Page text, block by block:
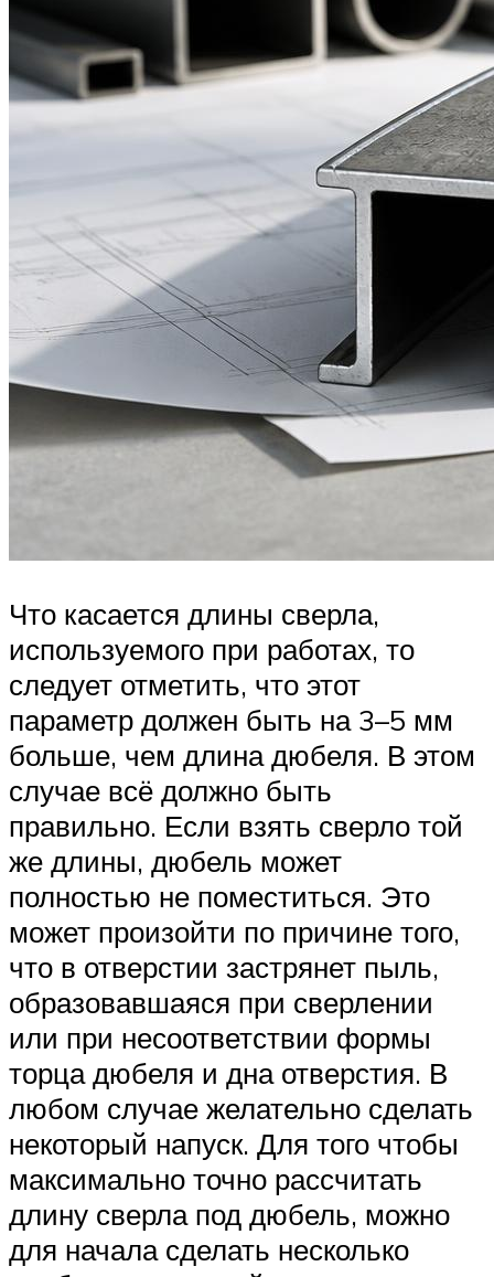
Что касается длины сверла,
используемого при работах, то
следует отметить, что этот
параметр должен быть на 3–5 мм
больше, чем длина дюбеля. В этом
случае всё должно быть
правильно. Если взять сверло той
же длины, дюбель может
полностью не поместиться. Это
может произойти по причине того,
что в отверстии застрянет пыль,
образовавшаяся при сверлении
или при несоответствии формы
торца дюбеля и дна отверстия. В
любом случае желательно сделать
некоторый напуск. Для того чтобы
максимально точно рассчитать
длину сверла под дюбель, можно
для начала сделать несколько